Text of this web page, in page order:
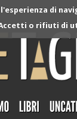
di
o rifiuti di